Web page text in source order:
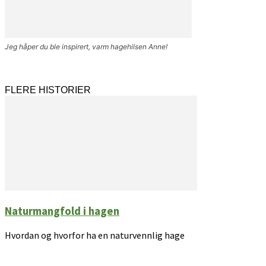
Jeg håper du ble inspirert, varm hagehilsen Anne!
FLERE HISTORIER
Naturmangfold i hagen
Hvordan og hvorfor ha en naturvennlig hage